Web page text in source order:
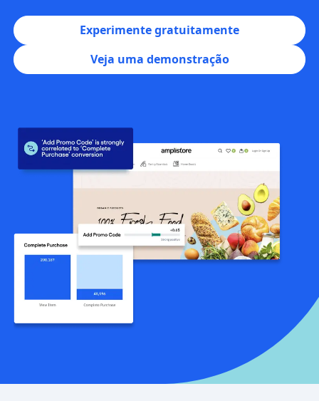
Experimente gratuitamente
Veja uma demonstração